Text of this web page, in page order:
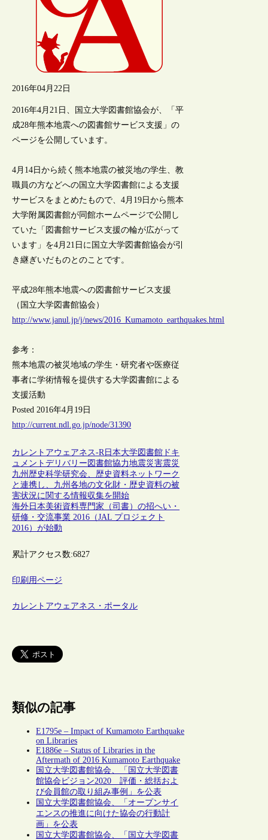
2016年04月22日
2016年4月21日、国立大学図書館協会が、「平
成28年熊本地震への図書館サービス支援」の
ページを公開しています。
4月14日から続く熊本地震の被災地の学生、教
職員の方などへの国立大学図書館による支援
サービスをまとめたもので、4月19日から熊本
大学附属図書館が同館ホームページで公開し
ていた「図書館サービス支援の輪が広がって
います」を4月21日に国立大学図書館協会が引
き継ぎいだものとのことです。
平成28年熊本地震への図書館サービス支援
（国立大学図書館協会）
http://www.janul.jp/j/news/2016_Kumamoto_earthquakes.html
参考：
熊本地震の被災地域の学生・研究者や医療従
事者に学術情報を提供する大学図書館による
支援活動
Posted 2016年4月19日
http://current.ndl.go.jp/node/31390
カレントアウェアネス-R日本大学図書館 ドキ
ュメントデリバリー 図書館協力地震災害震災
九州歴史科学研究会、歴史資料ネットワーク
と連携し、九州各地の文化財・歴史資料の被
害状況に関する情報収集を開始
海外日本美術資料専門家（司書）の招へい・
研修・交流事業 2016（JAL プロジェクト
2016）が始動
累計アクセス数:6827
印刷用ページ
カレントアウェアネス・ポータル
類似の記事
E1795e – Impact of Kumamoto Earthquake
on Libraries
E1886e – Status of Libraries in the
Aftermath of 2016 Kumamoto Earthquake
国立大学図書館協会、「国立大学図書
館協会ビジョン2020 評価・総括およ
び会員館の取り組み事例」を公表
国立大学図書館協会、「オープンサイ
エンスの推進に向けた協会の行動計
画」を公表
国立大学図書館協会、「国立大学図書